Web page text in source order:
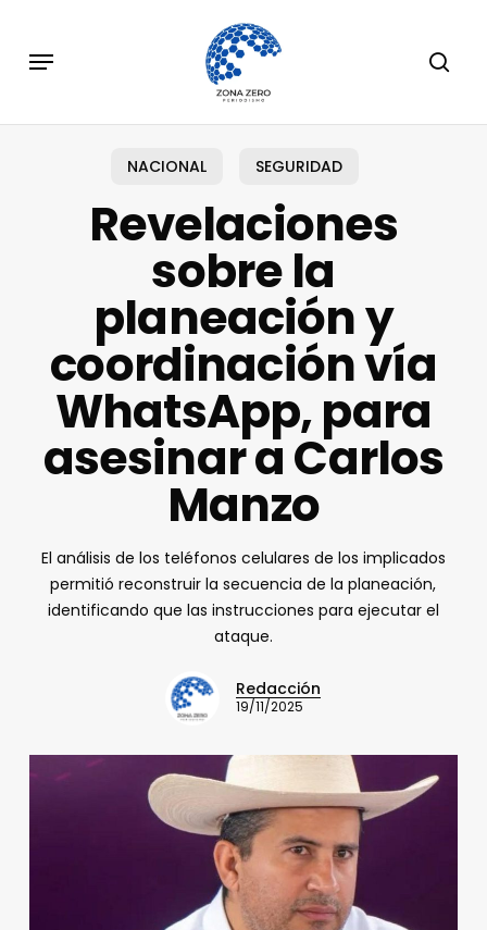
main
Menu
NACIONAL SEGURIDAD
Revelaciones
sobre la
planeación y
coordinación vía
WhatsApp, para
asesinar a Carlos
Manzo
El análisis de los teléfonos celulares de los implicados
permitió reconstruir la secuencia de la planeación,
identificando que las instrucciones para ejecutar el
ataque.
Redacción
19/11/2025